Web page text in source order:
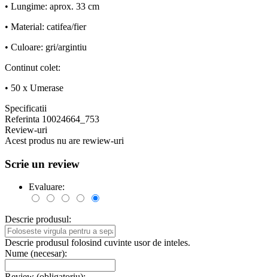
• Lungime: aprox. 33 cm
• Material: catifea/fier
• Culoare: gri/argintiu
Continut colet:
• 50 x Umerase
Specificatii
Referinta 10024664_753
Review-uri
Acest produs nu are rewiew-uri
Scrie un review
Evaluare:
Descrie produsul:
Descrie produsul folosind cuvinte usor de inteles.
Nume (necesar):